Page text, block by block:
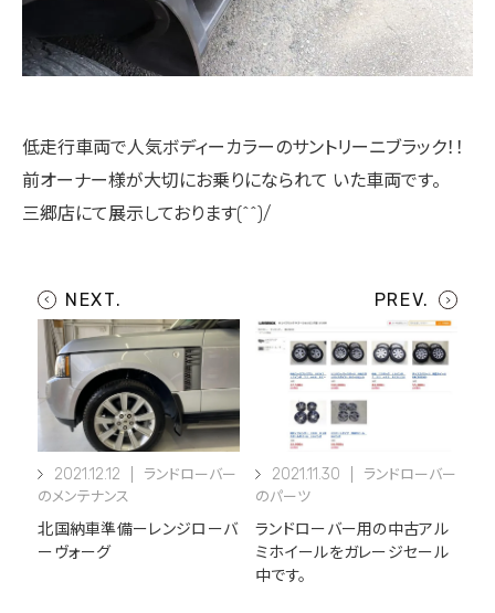
低走行車両で人気ボディーカラーのサントリーニブラック！！
前オーナー様が大切にお乗りになられて いた車両です。
三郷店にて展示しております(^^)/
2021.12.12
ランドローバー
のメンテナンス
北国納車準備ーレンジローバ
ーヴォーグ
2021.11.30
ランドローバー
のパーツ
ランドローバー用の中古アル
ミホイールをガレージセール
中です。